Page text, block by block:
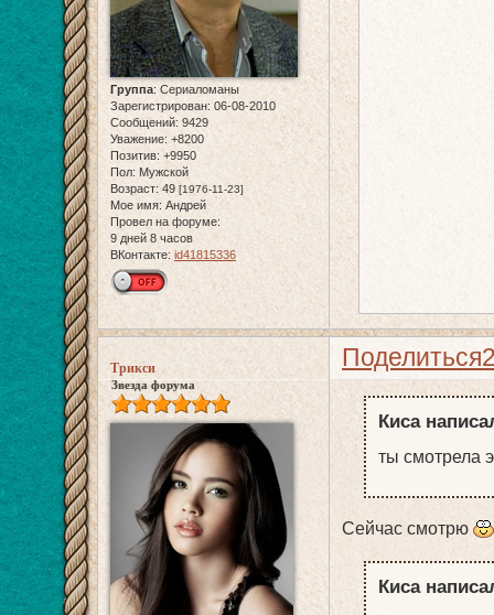
Группа: Сериаломаны
Зарегистрирован: 06-08-2010
Сообщений: 9429
Уважение: +8200
Позитив: +9950
Пол: Мужской
Возраст: 49 [1976-11-23]
Мое имя: Андрей
Провел на форуме:
9 дней 8 часов
ВКонтакте: id41815336
Поделиться
Трикси
Звезда форума
Киса
ты смотрела
Сейчас смотрю
Киса